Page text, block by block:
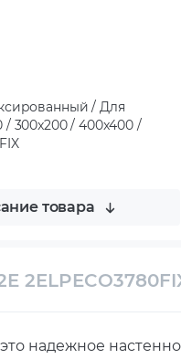
/ Для
/ 300x200 / 400x400 /
товара
надежное